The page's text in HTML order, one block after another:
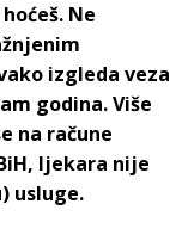
Ne
izgleda veza
godina. Više
na račune
ljekara nije
usluge.